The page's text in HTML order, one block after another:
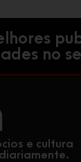
no
e cultura